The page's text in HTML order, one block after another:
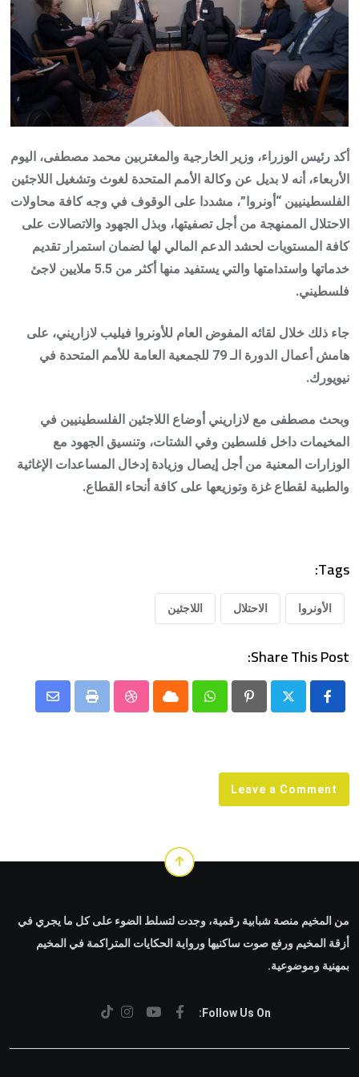
أكد رئيس الوزراء، وزير الخارجية والمغتربين محمد مصطفى، اليوم
الأربعاء، أنه لا بديل عن وكالة الأمم المتحدة لغوث وتشغيل اللاجئين
الفلسطينيين “أونروا”، مشددا على الوقوف في وجه كافة محاولات
الاحتلال الممنهجة من أجل تصفيتها، وبذل الجهود والاتصالات على
كافة المستويات لحشد الدعم المالي لها لضمان استمرار تقديم
خدماتها واستدامتها والتي يستفيد منها أكثر من 5.5 ملايين لاجئ
فلسطيني.
جاء ذلك خلال لقائه المفوض العام للأونروا فيليب لازاريني، على
هامش أعمال الدورة الـ 79 للجمعية العامة للأمم المتحدة في
نيويورك.
وبحث مصطفى مع لازاريني أوضاع اللاجئين الفلسطينيين في
المخيمات داخل فلسطين وفي الشتات، وتنسيق الجهود مع
الوزارات المعنية من أجل إيصال وزيادة إدخال المساعدات الإغاثية
والطبية لقطاع غزة وتوزيعها على كافة أنحاء القطاع.
Tags:
الأونروا الاحتلال اللاجئين
Share This Post:
Pinterest
Whatsapp
Cloud
StumbleUpon
Print
Share
Leave a Comment
من المخيم منصة شبابية رقمية، وجدت لتسلط الضوء على كل ما يجري في
أزقة المخيم ورفع صوت ساكنيها ورواية الحكايات المتراكمة في المخيم
بمهنية وموضوعية.
Follow Us On: